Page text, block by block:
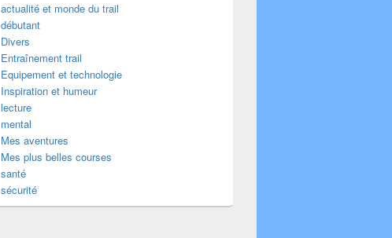
actualité et monde du trail
débutant
Divers
Entraînement trail
Equipement et technologie
Inspiration et humeur
lecture
mental
Mes aventures
Mes plus belles courses
santé
sécurité